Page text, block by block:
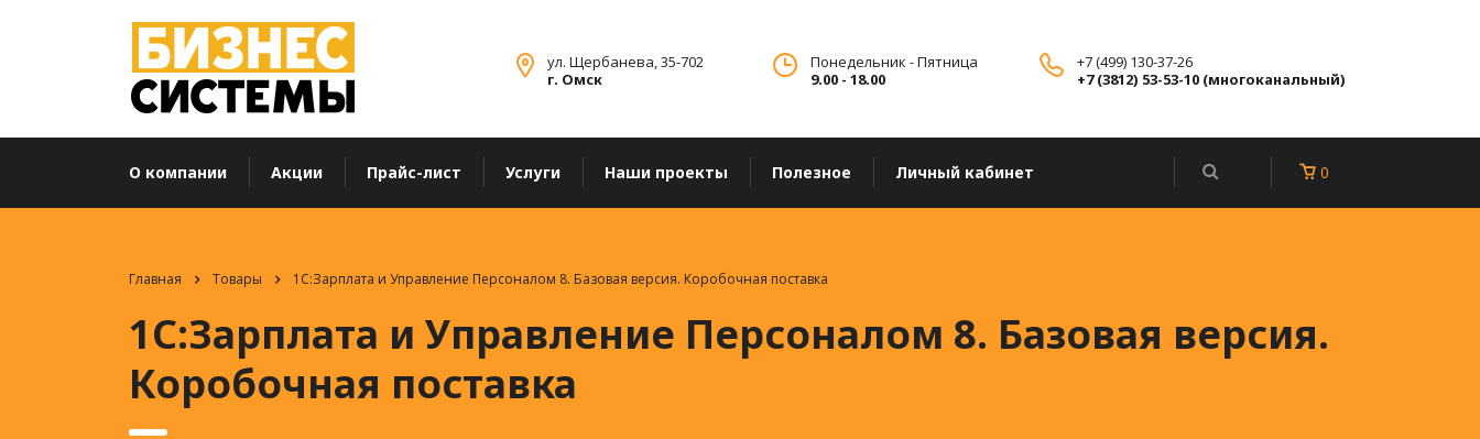
+7 (499) 130-37-26
+7 (3812) 53-53-10 (многоканальный)
Понедельник - Пятница
9.00 - 18.00
ул. Щербанева, 35-702
г. Омск
О компании Акции Прайс-лист Услуги Наши проекты Полезное Личный кабинет 0
Главная Товары 1С:Зарплата и Управление Персоналом 8. Базовая версия. Коробочная поставка
1С:Зарплата и Управление Персоналом 8. Базовая версия.
Коробочная поставка